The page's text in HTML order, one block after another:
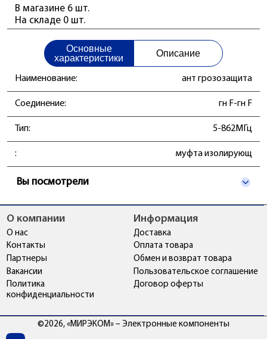
В магазине 6 шт.
На складе 0 шт.
Основные
характеристики
Описание
Наименование: ант грозозащита
Соединение: гн F-гн F
Тип: 5-862МГц
: муфта изолирующ
Вы посмотрели
О компании
О нас
Контакты
Партнеры
Вакансии
Политика
конфиденциальности
Информация
Доставка
Оплата товара
Обмен и возврат товара
Пользовательское соглашение
Договор оферты
©2026, «МИРЭКОМ» – Электронные компоненты